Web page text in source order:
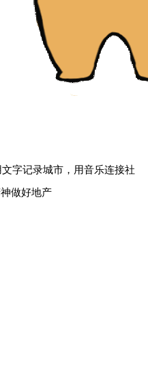
文字记录城市，用音乐连接社
做好地产